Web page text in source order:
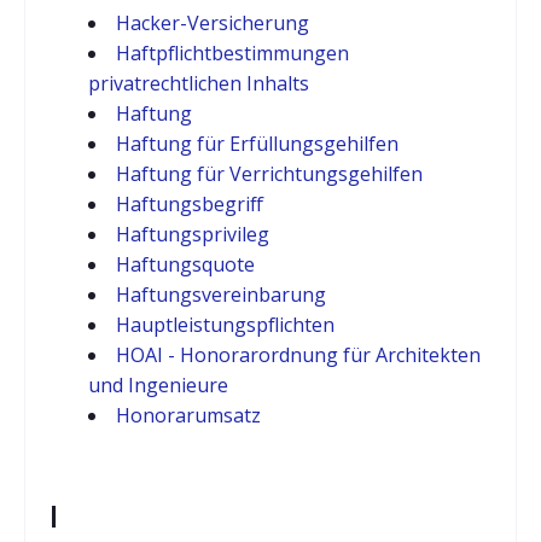
Hacker-Versicherung
Haftpflichtbestimmungen
privatrechtlichen Inhalts
Haftung
Haftung für Erfüllungsgehilfen
Haftung für Verrichtungsgehilfen
Haftungsbegriff
Haftungsprivileg
Haftungsquote
Haftungsvereinbarung
Hauptleistungspflichten
HOAI - Honorarordnung für Architekten
und Ingenieure
Honorarumsatz
I